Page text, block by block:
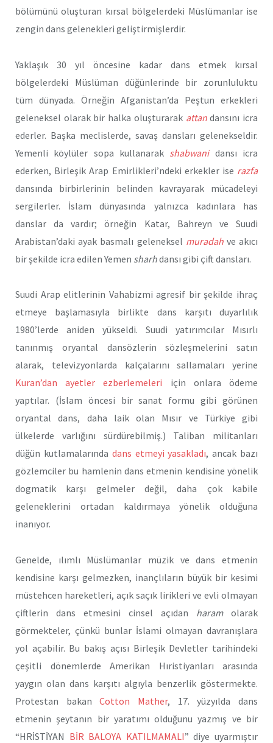
bölümünü oluşturan kırsal bölgelerdeki Müslümanlar ise
zengin dans gelenekleri geliştirmişlerdir.
Yaklaşık 30 yıl öncesine kadar dans etmek kırsal
bölgelerdeki Müslüman düğünlerinde bir zorunluluktu
tüm dünyada. Örneğin Afganistan’da Peştun erkekleri
geleneksel olarak bir halka oluşturarak attandansını icra
ederler. Başka meclislerde, savaş dansları gelenekseldir.
Yemenli köylüler sopa kullanarak shabwanidansı icra
ederken, Birleşik Arap Emirlikleri’ndeki erkekler ise razfa
dansında birbirlerinin belinden kavrayarak mücadeleyi
sergilerler. İslam dünyasında yalnızca kadınlara has
danslar da vardır; örneğin Katar, Bahreyn ve Suudi
Arabistan’daki ayak basmalı geleneksel muradahve akıcı
bir şekilde icra edilen Yemen sharhdansı gibi çift dansları.
Suudi Arap elitlerinin Vahabizmi agresif bir şekilde ihraç
etmeye başlamasıyla birlikte dans karşıtı duyarlılık
1980’lerde aniden yükseldi. Suudi yatırımcılar Mısırlı
tanınmış oryantal dansözlerin sözleşmelerini satın
alarak, televizyonlarda kalçalarını sallamaları yerine
Kuran’dan ayetler ezberlemeleri için onlara ödeme
yaptılar. (İslam öncesi bir sanat formu gibi görünen
oryantal dans, daha laik olan Mısır ve Türkiye gibi
ülkelerde varlığını sürdürebilmiş.) Taliban militanları
düğün kutlamalarında dans etmeyi yasakladı, ancak bazı
gözlemciler bu hamlenin dans etmenin kendisine yönelik
dogmatik karşı gelmeler değil, daha çok kabile
geleneklerini ortadan kaldırmaya yönelik olduğuna
inanıyor.
Genelde, ılımlı Müslümanlar müzik ve dans etmenin
kendisine karşı gelmezken, inançlıların büyük bir kesimi
müstehcen hareketleri, açık saçık lirikleri ve evli olmayan
çiftlerin dans etmesini cinsel açıdan haramolarak
görmekteler, çünkü bunlar İslami olmayan davranışlara
yol açabilir. Bu bakış açısı Birleşik Devletler tarihindeki
çeşitli dönemlerde Amerikan Hıristiyanları arasında
yaygın olan dans karşıtı algıyla benzerlik göstermekte.
Protestan bakanCotton Mather, 17. yüzyılda dans
etmenin şeytanın bir yaratımı olduğunu yazmış ve bir
“HRİSTİYAN BİR BALOYA KATILMAMALI” diye uyarmıştır